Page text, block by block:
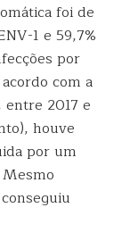
foi de
1 e 59,7%
por
com a
2017 e
houve
por um